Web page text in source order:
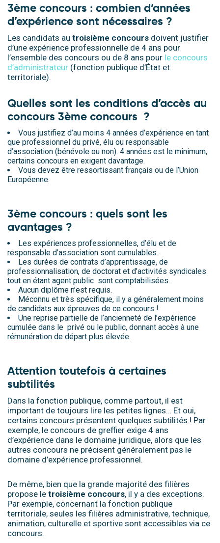
3ème concours : combien d’années
d’expérience sont nécessaires ?
Les candidats au troisième concours doivent justifier
d’une expérience professionnelle de 4 ans pour
l’ensemble des concours ou de 8 ans pour le concours
d’administrateur (fonction publique d’État et
territoriale).
Quelles sont les conditions d’accès au
concours 3ème concours ?
Vous justifiez d’au moins 4 années d’expérience en tant
que professionnel du privé, élu ou responsable
d’association (bénévole ou non). 4 années est le minimum,
certains concours en exigent davantage.
Vous devez être ressortissant français ou de l’Union
Européenne.
3ème concours : quels sont les
avantages ?
Les expériences professionnelles, d’élu et de
responsable d’association sont cumulables.
Les durées de contrats d’apprentissage, de
professionnalisation, de doctorat et d’activités syndicales
tout en étant agent public sont comptabilisées.
Aucun diplôme n’est requis.
Méconnu et très spécifique, il y a généralement moins
de candidats aux épreuves de ce concours !
Une reprise partielle de l’ancienneté de l’expérience
cumulée dans le privé ou le public, donnant accès à une
rémunération de départ plus élevée.
Attention toutefois à certaines
subtilités
Dans la fonction publique, comme partout, il est
important de toujours lire les petites lignes… Et oui,
certains concours présentent quelques subtilités ! Par
exemple, le concours de greffier exige 4 ans
d’expérience dans le domaine juridique, alors que les
autres concours ne précisent généralement pas le
domaine d’expérience professionnel.
De même, bien que la grande majorité des filières
propose le troisième concours, il y a des exceptions.
Par exemple, concernant la fonction publique
territoriale, seules les filières administrative, technique,
animation, culturelle et sportive sont accessibles via ce
concours.